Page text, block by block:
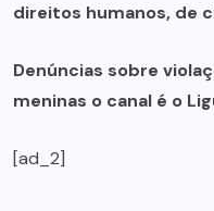
direitos humanos, de
Denúncias sobre
meninas o canal é o
[ad_2]